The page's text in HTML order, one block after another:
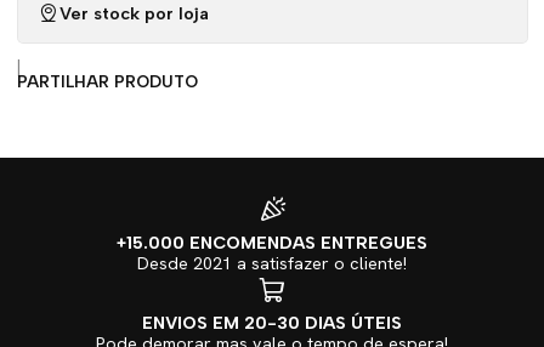
Ver stock por loja
|
PARTILHAR PRODUTO
+15.000 ENCOMENDAS ENTREGUES
Desde 2021 a satisfazer o cliente!
ENVIOS EM 20-30 DIAS ÚTEIS